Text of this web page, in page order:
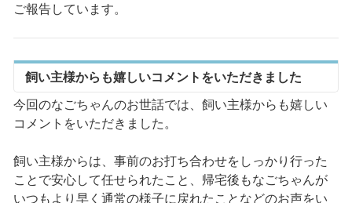
ご報告しています。
飼い主様からも嬉しいコメントをいただきました
今回のなごちゃんのお世話では、飼い主様からも嬉しい
コメントをいただきました。
飼い主様からは、事前のお打ち合わせをしっかり行った
ことで安心して任せられたこと、帰宅後もなごちゃんが
いつもより早く通常の様子に戻れたことなどのお声をい